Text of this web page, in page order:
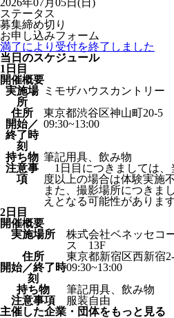
2026年07月05日(日)
ステータス
募集締め切り
お申し込みフォーム
満了により受付を終了しました
当日のスケジュール
1日目
開催概要
実施場
所
ミモザハウスカントリー
住所
東京都渋谷区神山町20-5
開始／
終了時
刻
09:30~13:00
持ち物 筆記用具、飲み物
注意事
項
1日目につきましては、
度以上の場合は体験実施
また、撮影場所につきま
えとなる可能性があります
2日目
開催概要
実施場所
株式会社ベネッセコ
ス 13F
住所
東京都新宿区西新
開始／終了時
刻
09:30~13:00
持ち物
筆記用具、飲み物
注意事項
服装自由
主催した企業・団体をもっと見る